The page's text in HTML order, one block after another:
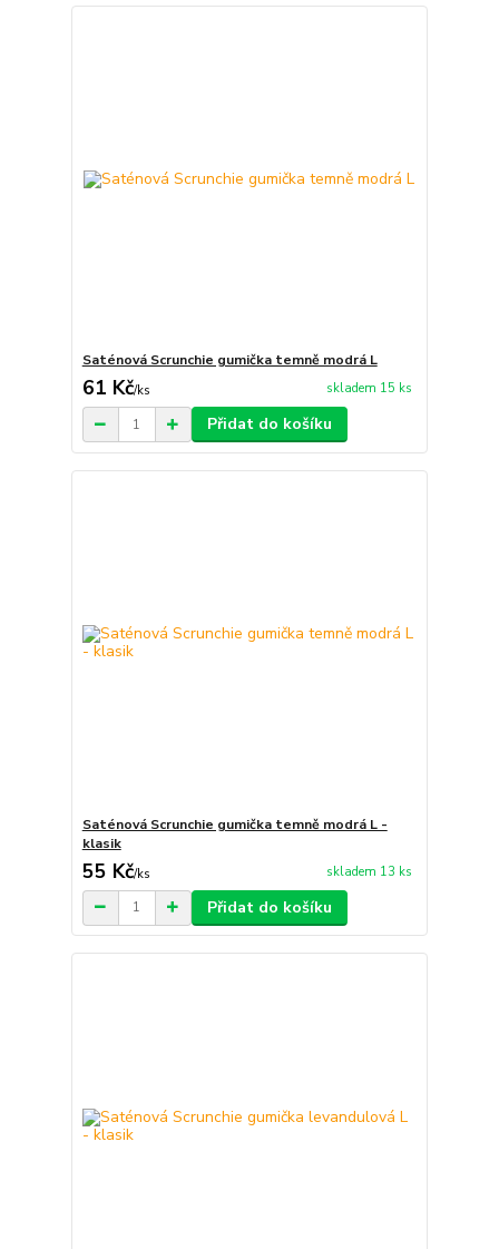
Saténová Scrunchie gumička temně modrá L
61 Kč/ks skladem 15 ks
Přidat do košíku
Saténová Scrunchie gumička temně modrá L -
klasik
55 Kč/ks skladem 13 ks
Přidat do košíku